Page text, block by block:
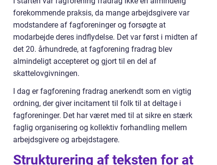
forekommende praksis, da mange arbejdsgivere var
modstandere af fagforeninger og forsøgte at
modarbejde deres indflydelse. Det var først i midten af
det 20. århundrede, at fagforening fradrag blev
almindeligt accepteret og gjort til en del af
skattelovgivningen.
I dag er fagforening fradrag anerkendt som en vigtig
ordning, der giver incitament til folk til at deltage i
fagforeninger. Det har været med til at sikre en stærk
faglig organisering og kollektiv forhandling mellem
arbejdsgivere og arbejdstagere.
Strukturering af teksten for at